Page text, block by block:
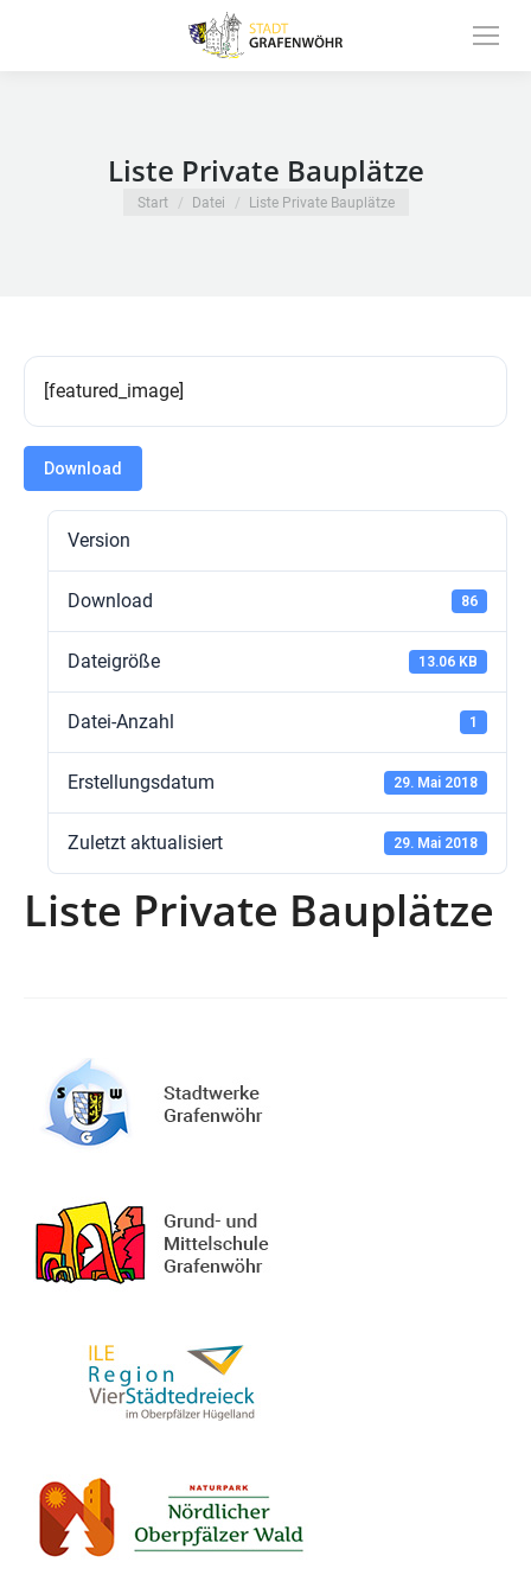
Liste Private Bauplätze
Sie befinden sich hier:
Start Datei Liste Private Bauplätze
[featured_image]
Download
Version
Download 86
Dateigröße 13.06 KB
Datei-Anzahl 1
Erstellungsdatum 29. Mai 2018
Zuletzt aktualisiert 29. Mai 2018
Liste Private Bauplätze